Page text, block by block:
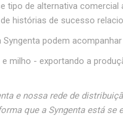
tipo de alternativa
histórias de sucesso
podem
- exportando a
e nossa rede de
que a Syngenta está